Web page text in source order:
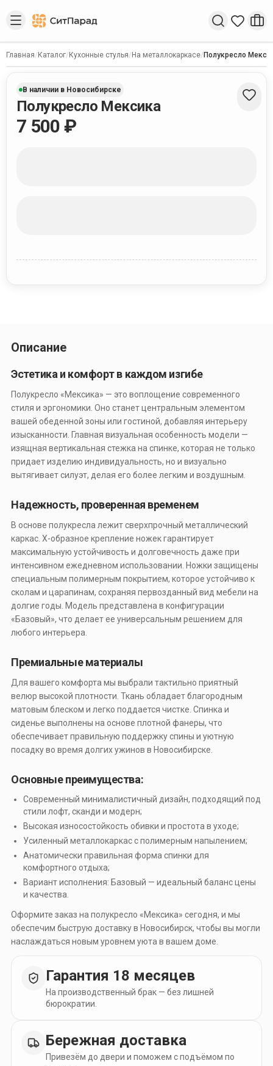
Введите запрос
Главная/ Каталог/ Кухонные стулья/ На металлокаркасе/ Полукресло
В наличии в Новосибирске
Полукресло Мексика
7 500 ₽
Описание
Эстетика и комфорт в каждом изгибе
Полукресло «Мексика» — это воплощение современного
стиля и эргономики. Оно станет центральным элементом
вашей обеденной зоны или гостиной, добавляя интерьеру
изысканности. Главная визуальная особенность модели —
изящная вертикальная стежка на спинке, которая не только
придает изделию индивидуальность, но и визуально
вытягивает силуэт, делая его более легким и воздушным.
Надежность, проверенная временем
В основе полукресла лежит сверхпрочный металлический
каркас. Х-образное крепление ножек гарантирует
максимальную устойчивость и долговечность даже при
интенсивном ежедневном использовании. Ножки защищены
специальным полимерным покрытием, которое устойчиво к
сколам и царапинам, сохраняя первозданный вид мебели на
долгие годы. Модель представлена в конфигурации
«Базовый», что делает ее универсальным решением для
любого интерьера.
Премиальные материалы
Для вашего комфорта мы выбрали тактильно приятный
велюр высокой плотности. Ткань обладает благородным
матовым блеском и легко поддается чистке. Спинка и
сиденье выполнены на основе плотной фанеры, что
обеспечивает правильную поддержку спины и уютную
посадку во время долгих ужинов в Новосибирске.
Основные преимущества:
Современный минималистичный дизайн, подходящий под
стили лофт, сканди и модерн;
Высокая износостойкость обивки и простота в уходе;
Усиленный металлокаркас с полимерным напылением;
Анатомически правильная форма спинки для
комфортного отдыха;
Вариант исполнения: Базовый — идеальный баланс цены
и качества.
Оформите заказ на полукресло «Мексика» сегодня, и мы
обеспечим быструю доставку в Новосибирск, чтобы вы могли
наслаждаться новым уровнем уюта в вашем доме.
Гарантия 18 месяцев
На производственный брак — без лишней
бюрократии.
Бережная доставка
Привезём до двери и поможем с подъёмом по